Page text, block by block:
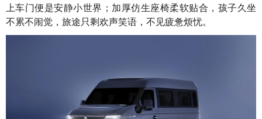
上车门便是安静小世界；加厚仿生座椅柔软贴合，孩子久坐
不累不闹觉，旅途只剩欢声笑语，不见疲惫烦忧。